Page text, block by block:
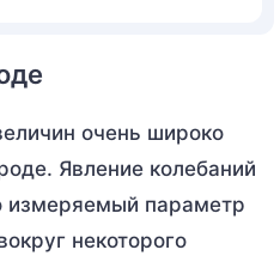
очень широко
Явление колебаний
измеряемый параметр
некоторого